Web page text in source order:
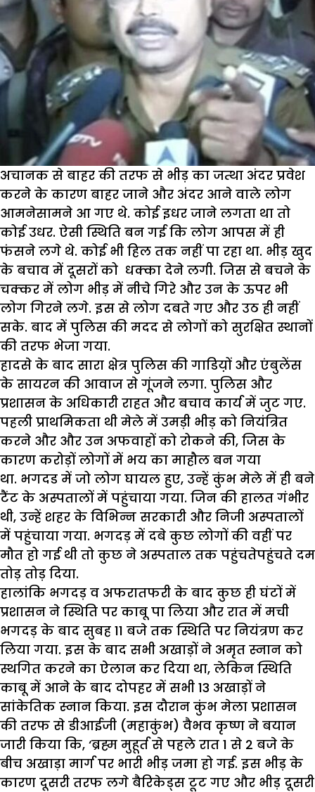
अचानक से बाहर की तरफ से भीड़ का जत्था अंदर प्रवेश
करने के कारण बाहर जाने और अंदर आने वाले लोग
आमनेसामने आ गए थे. कोई इधर जाने लगता था तो
कोई उधर. ऐसी स्थिति बन गई कि लोग आपस में ही
फंसने लगे थे. कोई भी हिल तक नहीं पा रहा था. भीड़ खुद
के बचाव में दूसरों को धक्का देने लगी. जिस से बचने के
चक्कर में लोग भीड़ में नीचे गिरे और उन के ऊपर भी
लोग गिरने लगे. इस से लोग दबते गए और उठ ही नहीं
सके. बाद में पुलिस की मदद से लोगों को सुरक्षित स्थानों
की तरफ भेजा गया.
हादसे के बाद सारा क्षेत्र पुलिस की गाडिय़ों और एंबुलेंस
के सायरन की आवाज से गूंजने लगा. पुलिस और
प्रशासन के अधिकारी राहत और बचाव कार्य में जुट गए.
पहली प्राथमिकता थी मेले में उमड़ी भीड़ को नियंत्रित
करने और और उन अफवाहों को रोकने की, जिस के
कारण करोड़ों लोगों में भय का माहौल बन गया
था. भगदड में जो लोग घायल हुए, उन्हें कुंभ मेले में ही बने
टैंट के अस्पतालों में पहुंचाया गया. जिन की हालत गंभीर
थी, उन्हें शहर के विभिन्न सरकारी और निजी अस्पतालों
में पहुंचाया गया. भगदड़ में दबे कुछ लोगों की वहीं पर
मौत हो गई थी तो कुछ ने अस्पताल तक पहुंचतेपहुंचते दम
तोड़ तोड़ दिया.
हालांकि भगदड़ व अफरातफरी के बाद कुछ ही घंटों में
प्रशासन ने स्थिति पर काबू पा लिया और रात में मची
भगदड़ के बाद सुबह 11 बजे तक स्थिति पर नियंत्रण कर
लिया गया. इस के बाद सभी अखाड़ों ने अमृत स्नान को
स्थगित करने का ऐलान कर दिया था, लेकिन स्थिति
काबू में आने के बाद दोपहर में सभी 13 अखाड़ों ने
सांकेतिक स्नान किया. इस दौरान कुंभ मेला प्रशासन
की तरफ से डीआईजी (महाकुंभ) वैभव कृष्ण ने बयान
जारी किया कि, ‘ब्रह्म मुहूर्त से पहले रात 1 से 2 बजे के
बीच अखाड़ा मार्ग पर भारी भीड़ जमा हो गई. इस भीड़ के
कारण दूसरी तरफ लगे बैरिकेड्स टूट गए और भीड़ दूसरी